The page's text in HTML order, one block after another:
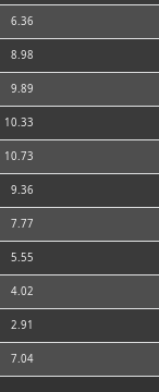
6.36
8.98
9.89
10.33
10.73
9.36
7.77
5.55
4.02
2.91
7.04